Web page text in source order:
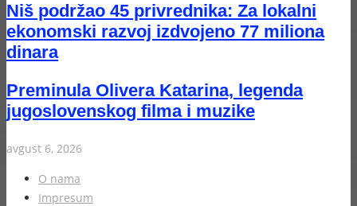
Niš podržao 45 privrednika: Za lokalni
ekonomski razvoj izdvojeno 77 miliona
dinara
Preminula Olivera Katarina, legenda
jugoslovenskog filma i muzike
avgust 6, 2026
O nama
Impresum